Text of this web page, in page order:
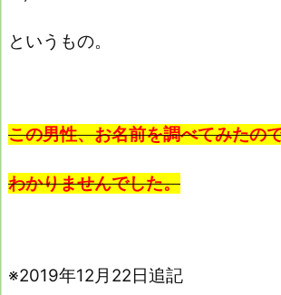
というもの。
この男性、お名前を調べてみたの
わかりませんでした。
※2019年12月22日追記